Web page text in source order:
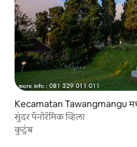
Kecamatan Tawangmangu
सुंदर पॅनोरॅमिक व्हिला
कुटुंब